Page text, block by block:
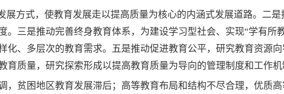
方式，使教育发展走以提高质量为核心的内涵式发展道路。二是
三是推动完善终身教育体系，为建设学习型社会、实现“学有所
、多层次的教育需求。五是推动促进教育公平，研究教育资源
质量，研究探索形成以提高教育质量为导向的管理制度和工作机
贫困地区教育发展滞后；高等教育布局和结构不尽合理，优质